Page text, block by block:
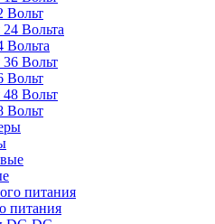
Вольт
Вольта
Вольт
Вольт
питания